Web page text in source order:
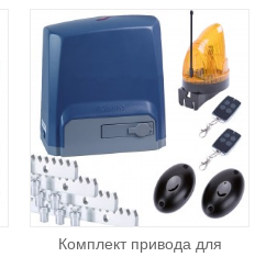
Комплект привода для